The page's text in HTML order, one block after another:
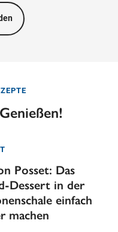
Posset: Das
Dessert in der
einfach
machen